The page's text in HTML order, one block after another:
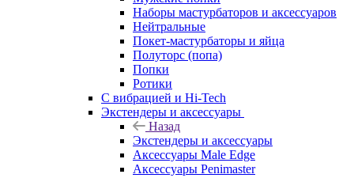
Наборы мастурбаторов и аксессуаров
Нейтральные
Покет-мастурбаторы и яйца
Полуторс (попа)
Попки
Ротики
С вибрацией и Hi-Tech
Экстендеры и аксессуары
Назад
Экстендеры и аксессуары
Аксессуары Male Edge
Аксессуары Penimaster